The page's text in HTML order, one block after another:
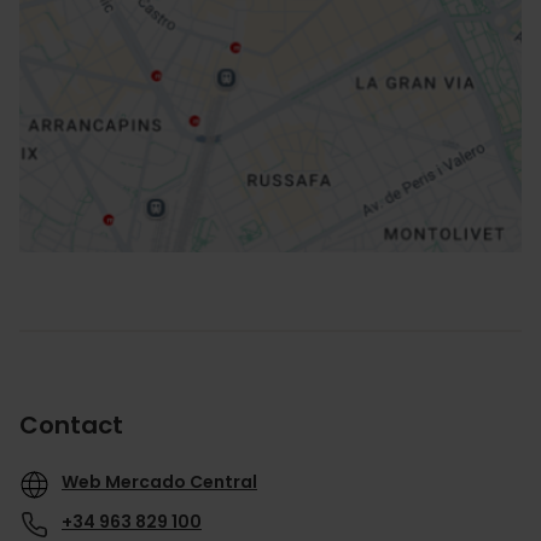
Routebeschrijving
Contact
Web Mercado Central
+34 963 829 100